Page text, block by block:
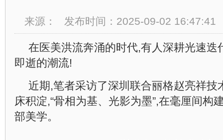
来源： 发布时间： 2025-09-02 16:47:41
在医美洪流奔涌的时代,有人深耕光速迭
即逝的潮流!
近期,笔者采访了深圳联合丽格赵亮祥技
床积淀,“骨相为基、光影为墨”,在毫厘间构
部美学。